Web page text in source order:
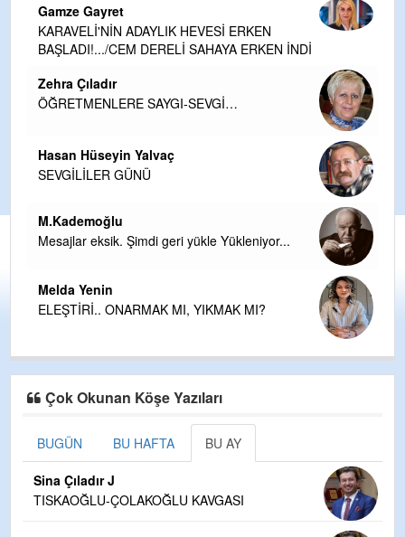
Gamze Gayret
KARAVELİ'NİN ADAYLIK HEVESİ ERKEN
BAŞLADI!.../CEM DERELİ SAHAYA ERKEN İNDİ
Zehra Çıladır
ÖĞRETMENLERE SAYGI-SEVGİ…
Hasan Hüseyin Yalvaç
SEVGİLİLER GÜNÜ
M.Kademoğlu
Mesajlar eksik. Şimdi geri yükle Yükleniyor...
Melda Yenin
ELEŞTİRİ.. ONARMAK MI, YIKMAK MI?
Çok Okunan Köşe Yazıları
BUGÜN BU HAFTA BU AY
Sina Çıladır J
TISKAOĞLU-ÇOLAKOĞLU KAVGASI